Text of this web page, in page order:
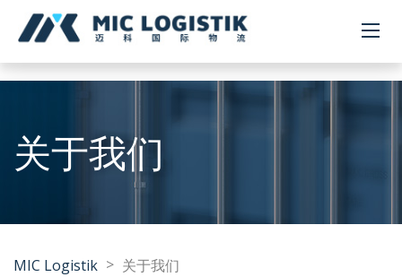
关于我们
MIC Logistik > 关于我们